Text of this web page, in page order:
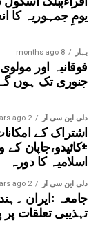
یومِ جمہوریہ کا
بہار 8 months ago
جنوری تک ہوں
دلی این سی آر 2 years ago
اشتراک کے
±کائیدو،جاپان
اسلامیہ کا دورہ
دلی این سی آر 2 years ago
جامعہ :ایران
تہذیبی تعلقات پر